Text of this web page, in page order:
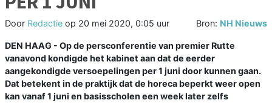
Door Redactie op 20 mei 2020, 0:05 uur Bron: NH Nieuws
DEN HAAG - Op de persconferentie van premier Rutte
vanavond kondigde het kabinet aan dat de eerder
aangekondigde versoepelingen per 1 juni door kunnen gaan.
Dat betekent in de praktijk dat de horeca beperkt weer open
kan vanaf 1 juni en basisscholen een week later zelfs